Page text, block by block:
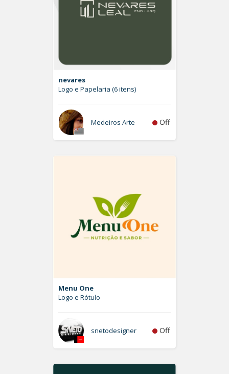
nevares
Logo e Papelaria (6 itens)
Medeiros Arte Off
Menu One
Logo e Rótulo
snetodesigner Off